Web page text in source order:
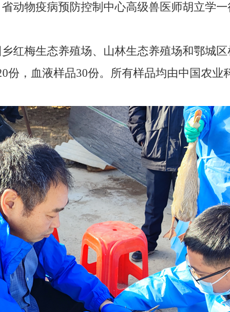
动物疫病预防控制中心高级兽医师胡立学
梅生态养殖场、山林生态养殖场和鄂城区
份，血液样品30份。所有样品均由中国农